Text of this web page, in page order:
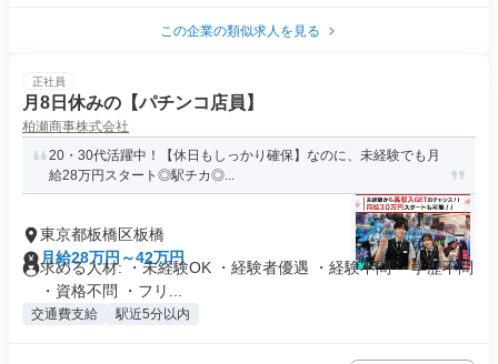
この企業の類似求人を見る
正社員
月8日休みの【パチンコ店員】
柏瀬商事株式会社
20・30代活躍中！【休日もしっかり確保】なのに、未経験でも月
給28万円スタート◎駅チカ◎...
東京都板橋区板橋
月給28万円～42万円
求める人材: ・未経験OK ・経験者優遇 ・経験不問 ・学歴不問
・資格不問 ・フリ...
交通費支給 駅近5分以内